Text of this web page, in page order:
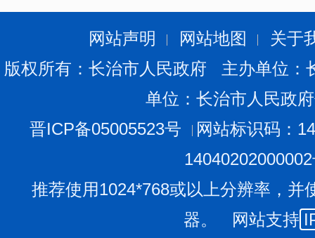
“五十亩村将以市场为导向，扩大种植规模，不断深
发展链，持续壮大村集体经济，带动农民稳定增收，以产
划，李海引脸上满是憧憬。(长治日报)
网站声明 网站地图
关于
版权所有：长治市人民政府 主办单位
单位：长治市人民政
晋ICP备05005523号
网站标识码：
推荐使用1024*768或以上分辨率，并
器。 网站支持